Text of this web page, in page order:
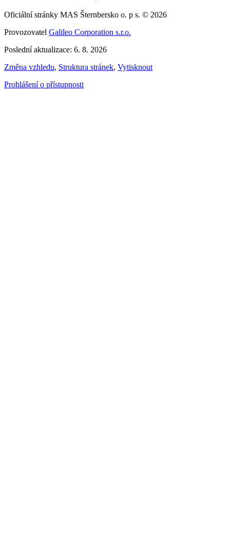
Oficiální stránky MAS Šternbersko o. p s. © 2026
Provozovatel Galileo Corporation s.r.o.
Poslední aktualizace: 6. 8. 2026
Změna vzhledu, Struktura stránek, Vytisknout
Prohlášení o přístupnosti